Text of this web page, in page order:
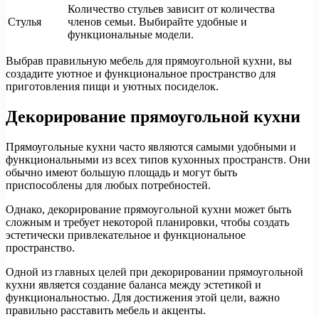
Стулья
Количество стульев зависит от количества
членов семьи. Выбирайте удобные и
функциональные модели.
Выбрав правильную мебель для прямоугольной кухни, вы
создадите уютное и функциональное пространство для
приготовления пищи и уютных посиделок.
Декорирование прямоугольной кухни
Прямоугольные кухни часто являются самыми удобными и
функциональными из всех типов кухонных пространств. Они
обычно имеют большую площадь и могут быть
приспособлены для любых потребностей.
Однако, декорирование прямоугольной кухни может быть
сложным и требует некоторой планировки, чтобы создать
эстетически привлекательное и функциональное
пространство.
Одной из главных целей при декорировании прямоугольной
кухни является создание баланса между эстетикой и
функциональностью. Для достижения этой цели, важно
правильно расставить мебель и акценты.